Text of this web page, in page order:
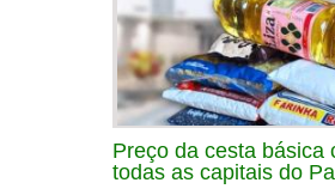
Preço da cesta básica
todas as capitais do